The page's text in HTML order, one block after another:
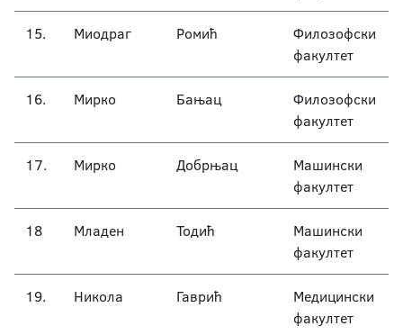
15. Миодраг Ромић
Филозофски
факултет
16. Мирко Бањац
Филозофски
факултет
17. Мирко Добрњац
Машински
факултет
18 Младен Тодић
Машински
факултет
19. Никола Гаврић
Медицински
факултет